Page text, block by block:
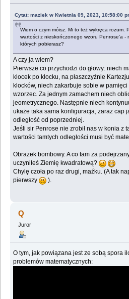
Cytat: maziek w Kwietnia 09, 2023, 10:58:00
Wiem o czym móisz. Mi to też wykręca rozum.
wartości z nieskończonego wzoru Penrose'a -
których pobierasz?
A czy ja wiem?
Pierwsze co przychodzi do głowy: niech
klocek po klocku, na płaszczyźnie
klocków, niech zakarbuje sobie w pamięci
wzorzec. Za jednym zamachem niech
jeometrycznego. Następnie niech
ukaże taka sama konfiguracja, zaraz cap
odległość od poprzedniej.
Jeśli sir Penrose nie zrobił nas w konia z
wartości tamtych odległości musi być
Obrazek bombowy. A co tam za
uczyniłeś Ziemię kwadratową?
Chylę czoła po raz drugi, maźku. (A tak
pierwszy
).
Q
Juror
O tym, jak powiązana jest ze sobą spora
problemów matematycznych: